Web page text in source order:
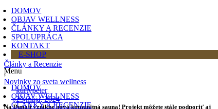
DOMOV
OBJAV WELLNESS
ČLÁNKY A RECENZIE
SPOLUPRÁCA
KONTAKT
E-SHOP
Menu
DOMOV
OBJAV WELLNESS
ČLÁNKY A RECENZIE
Články a Recenzie
,
Novinky zo sveta wellness
kurtypeter
23 mája, 2024
Na Dunaji vznikne nová komunitná sauna! Projekt môžete stále podporiť aj